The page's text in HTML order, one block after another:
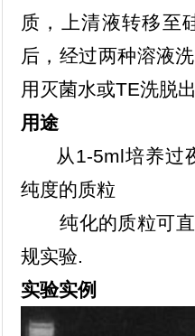
质，上清液转移至
后，经过两种溶液
用灭菌水或TE洗脱
用途
从1-5ml培养过
纯度的质粒
纯化的质粒可
规实验.
实验实例